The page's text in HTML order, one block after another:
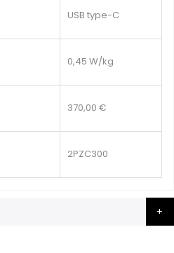
USB type-C
0,45 W/kg
370,00 €
2PZC300